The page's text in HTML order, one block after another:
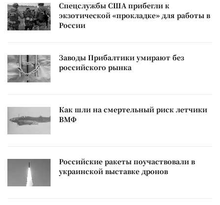
Спецслужбы США прибегли к
экзотической «прокладке» для работы в
России
Заводы Прибалтики умирают без
российского рынка
Как шли на смертельный риск летчики
ВМФ
Российские ракеты поучаствовали в
украинской выставке дронов